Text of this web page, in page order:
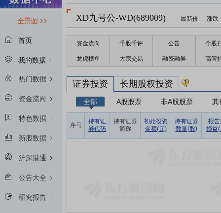
全景图
首页
我的数据
热门数据
资金流向
特色数据
新股数据
沪深港通
公告大全
研究报告
XD九号公-WD(689009) 最新价 - 涨跌
资金流向 千股千评 公告 个股
龙虎榜单 大宗交易 融资融券 高管
证券投资 长期股权投资
全部 A股股票 非A股股票 其
序号
持有证
券代码
持有证券
简称
初始投资
金额(元)
持有证券
数量(股)
报告
损益(